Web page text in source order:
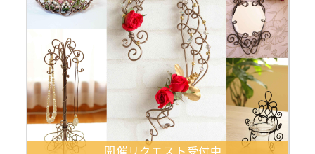
開催リクエスト受付中